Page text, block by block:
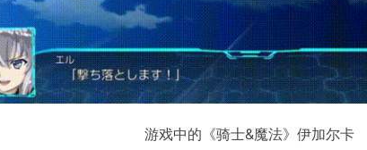
游戏中的《骑士&魔法》伊加尔卡